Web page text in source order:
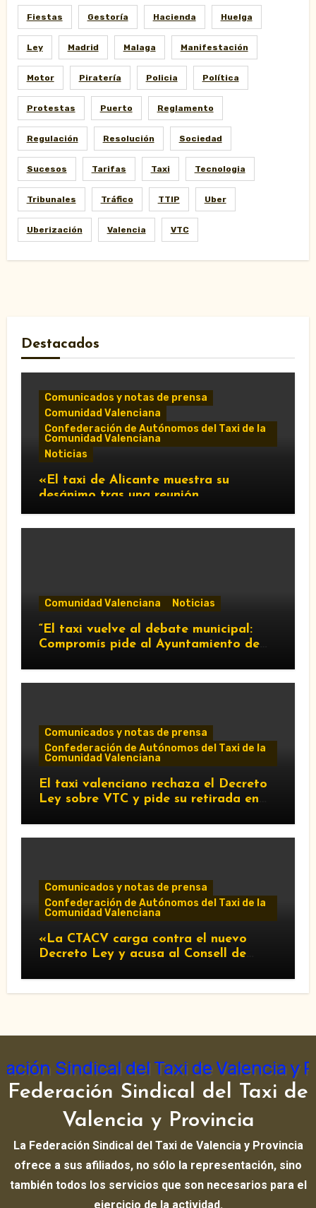
Fiestas Gestoría Hacienda Huelga
Ley Madrid Malaga Manifestación
Motor Piratería Policia Política
Protestas Puerto Reglamento
Regulación Resolución Sociedad
Sucesos Tarifas Taxi Tecnologia
Tribunales Tráfico TTIP Uber
Uberización Valencia VTC
Destacados
Comunicados y notas de prensa
Comunidad Valenciana
Confederación de Autónomos del Taxi de la
Comunidad Valenciana
Noticias
«El taxi de Alicante muestra su
desánimo tras una reunión
Decreto Ley 5/2026»
Comunidad Valenciana Noticias
“El taxi vuelve al debate municipal:
Compromís pide al Ayuntamiento de
reclame cambios en la regulación de
Comunicados y notas de prensa
Confederación de Autónomos del Taxi de la
Comunidad Valenciana
El taxi valenciano rechaza el Decreto
Ley sobre VTC y pide su retirada en
Comunicados y notas de prensa
Confederación de Autónomos del Taxi de la
Comunidad Valenciana
«La CTACV carga contra el nuevo
Decreto Ley y acusa al Consell de
Federación Sindical del Taxi de
Valencia y Provincia
La Federación Sindical del Taxi de Valencia y Provincia
ofrece a sus afiliados, no sólo la representación, sino
también todos los servicios que son necesarios para el
ejercicio de la actividad.